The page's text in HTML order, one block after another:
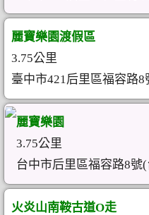
麗寶樂園渡假區
3.75公里
臺中市421后里區福容路8
麗寶樂園
3.75公里
台中市后里區福容路8號
火炎山南鞍古道O走